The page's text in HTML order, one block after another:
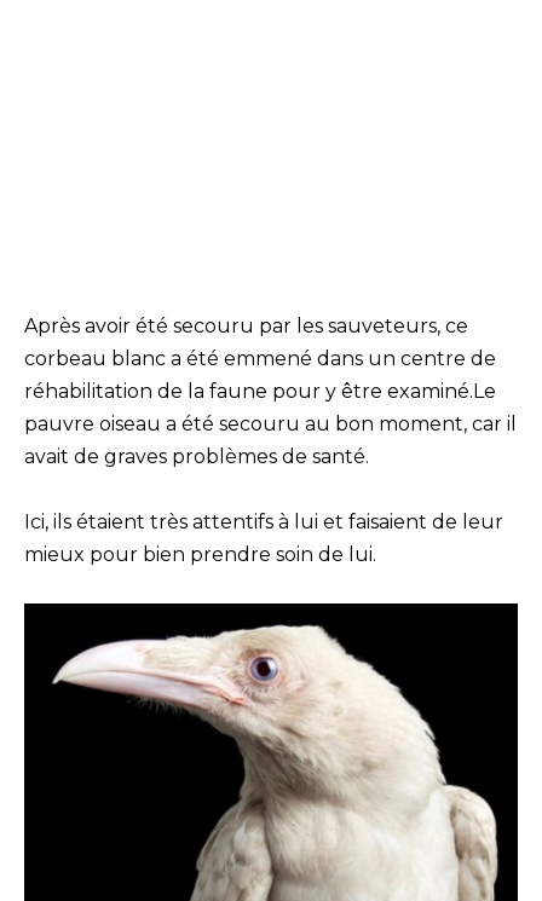
Après avoir été secouru par les sauveteurs, ce
corbeau blanc a été emmené dans un centre de
réhabilitation de la faune pour y être examiné.Le
pauvre oiseau a été secouru au bon moment, car il
avait de graves problèmes de santé.
Ici, ils étaient très attentifs à lui et faisaient de leur
mieux pour bien prendre soin de lui.